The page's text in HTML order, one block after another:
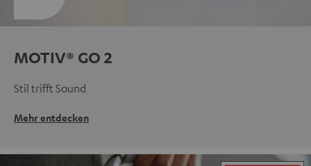
MOTIV® GO 2
Stil trifft Sound
Mehr entdecken